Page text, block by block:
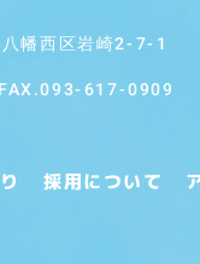
幡西区岩崎2-7-1
FAX.093-617-0909
採用について